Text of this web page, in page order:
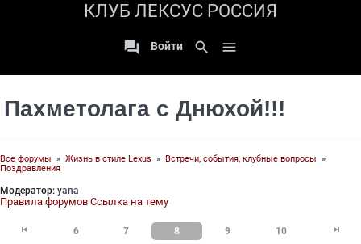
КЛУБ ЛЕКСУС РОССИЯ
 Войти search 
Пахметолага с Днюхой!!!
Все форумы » Жизнь в стиле Lexus » Встречи, события, клубные вопросы »
Поздравления
Модератор: yana
Правила форумов Ссылка на тему
 6 7 8 9 10 